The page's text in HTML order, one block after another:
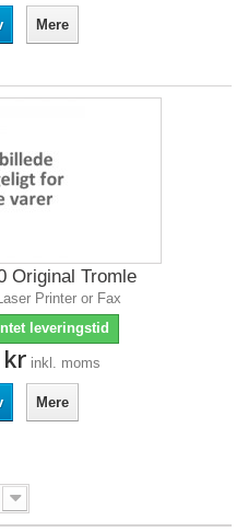
Mere
Original Tromle
Printer or Fax
leveringstid
kr inkl. moms
Mere